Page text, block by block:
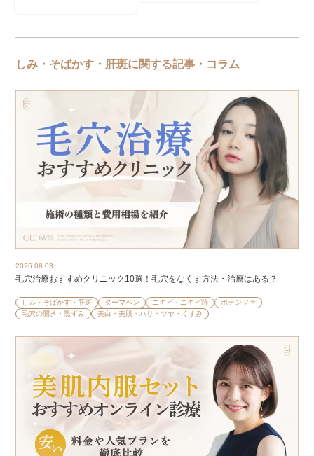
しみ・そばかす・肝斑に関する記事・コラム
2026.08.03
毛穴治療おすすめクリニック10選！毛穴をなくす方法・治療はある？
しみ・そばかす・肝斑 ダーマペン ニキビ・ニキビ跡
ポテンツァ
毛穴の開き・黒ずみ
美白・美肌・ハリ・ツヤ・くすみ